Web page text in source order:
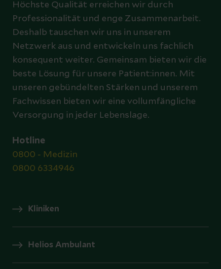
Höchste Qualität erreichen wir durch
Professionalität und enge Zusammenarbeit.
Deshalb tauschen wir uns in unserem
Netzwerk aus und entwickeln uns fachlich
konsequent weiter. Gemeinsam bieten wir die
beste Lösung für unsere Patient:innen. Mit
unseren gebündelten Stärken und unserem
Fachwissen bieten wir eine vollumfängliche
Versorgung in jeder Lebenslage.
Hotline
0800 - Medizin
0800 6334946
Kliniken
Helios Ambulant